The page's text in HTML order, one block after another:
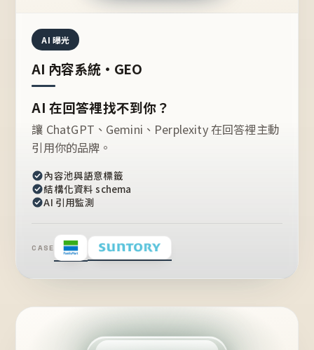
AI 曝光
AI 內容系統・GEO
AI 在回答裡找不到你？
讓 ChatGPT、Gemini、Perplexity 在回答裡主動
引用你的品牌。
內容池與語意標籤
結構化資料 schema
AI 引用監測
CASE
點